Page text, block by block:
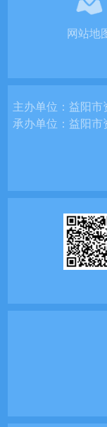
网站地
主办单位：益阳市
承办单位：益阳市